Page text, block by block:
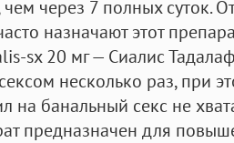
через 7 полных суток.
назначают этот
sx 20 мг — Сиалис
несколько раз, при
на банальный секс не
предназначен для